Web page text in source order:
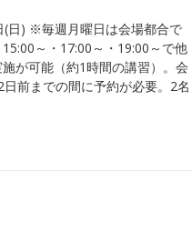
(日) ※毎週月曜日は会場都合で
～・17:00～・19:00～で他
が可能（約1時間の講習）。会
前までの間に予約が必要。2名